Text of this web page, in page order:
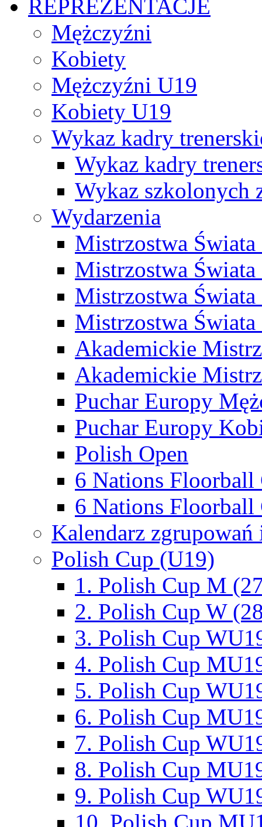
REPREZENTACJE
Mężczyźni
Kobiety
Mężczyźni U19
Kobiety U19
Wykaz kadry
Wykaz kadry
Wykaz szkolonych
Wydarzenia
Mistrzostwa
Mistrzostwa
Mistrzostwa
Mistrzostwa
Akademickie
Akademickie
Puchar Europy
Puchar Europy
Polish Open
6 Nations Floorball
6 Nations Floorball
Kalendarz
Polish Cup (U19)
1. Polish Cup M
2. Polish Cup W
3. Polish Cup
4. Polish Cup
5. Polish Cup
6. Polish Cup
7. Polish Cup
8. Polish Cup
9. Polish Cup
10. Polish Cup